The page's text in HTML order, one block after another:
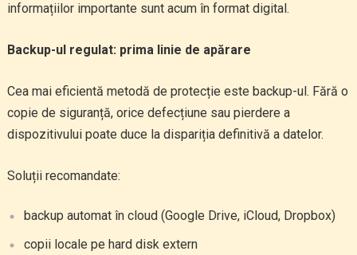
informațiilor importante sunt acum în format digital.
Backup-ul regulat: prima linie de apărare
Cea mai eficientă metodă de protecție este backup-ul. Fără o
copie de siguranță, orice defecțiune sau pierdere a
dispozitivului poate duce la dispariția definitivă a datelor.
Soluții recomandate:
backup automat în cloud (Google Drive, iCloud, Dropbox)
copii locale pe hard disk extern